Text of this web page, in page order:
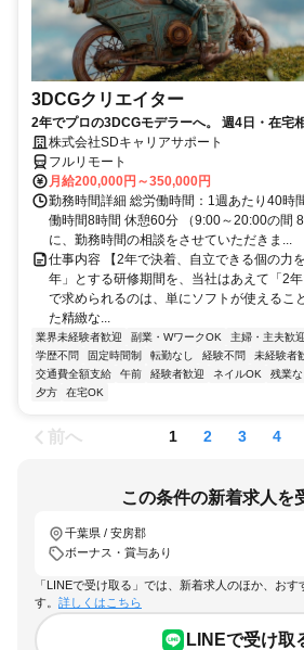
3DCGクリエイター
2年でプロの3DCGモデラーへ。 週4日・在宅
株式会社SDキャリアサポート
フルリモート
月給200,000円～350,000円
勤務時間詳細 総労働時間：1週あたり40
働時間8時間 休憩60分 （9:00～20:00の間
に、勤務時間の相談をさせていただきま...
仕事内容 【2年で決着、自立できる個の力
年」とする研修期間を、当社はあえて「2
で求められるのは、単にソフトが使えるこ
た精緻な...
業界未経験者歓迎 副業・WワークOK 主婦・主夫歓迎
学歴不問
固定時間制 転勤なし 経験不問 未経験者
交通費全額支給
午前 経験者歓迎 ネイルOK 残業な
夕方
在宅OK
前へ 1 2 3 4
この条件の新着求人を
千葉県 / 安房郡
ボーナス・賞与あり
「LINEで受け取る」では、新着求人のほか、お
す。 詳しくはこちら
LINEで受け取